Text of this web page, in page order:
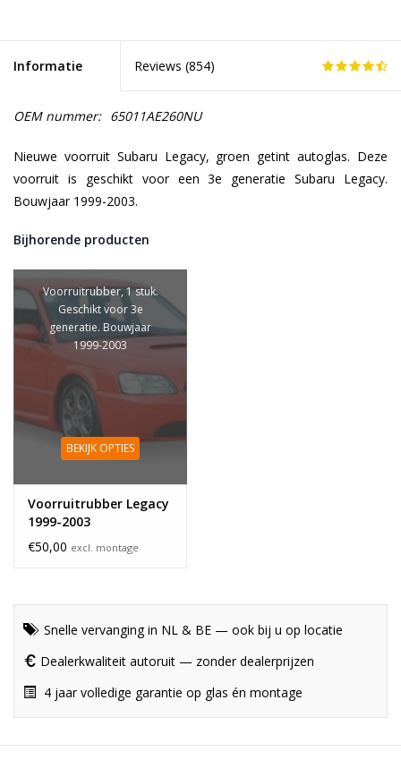
Informatie Reviews (854)
OEM nummer: 65011AE260NU
Nieuwe voorruit Subaru Legacy, groen getint autoglas. Deze
voorruit is geschikt voor een 3e generatie Subaru Legacy.
Bouwjaar 1999-2003.
Bijhorende producten
Voorruitrubber, 1 stuk.
Geschikt voor 3e
generatie. Bouwjaar
1999-2003
BEKIJK OPTIES
Voorruitrubber Legacy
1999-2003
€50,00 excl. montage
Snelle vervanging in NL & BE — ook bij u op locatie
Dealerkwaliteit autoruit — zonder dealerprijzen
4 jaar volledige garantie op glas én montage